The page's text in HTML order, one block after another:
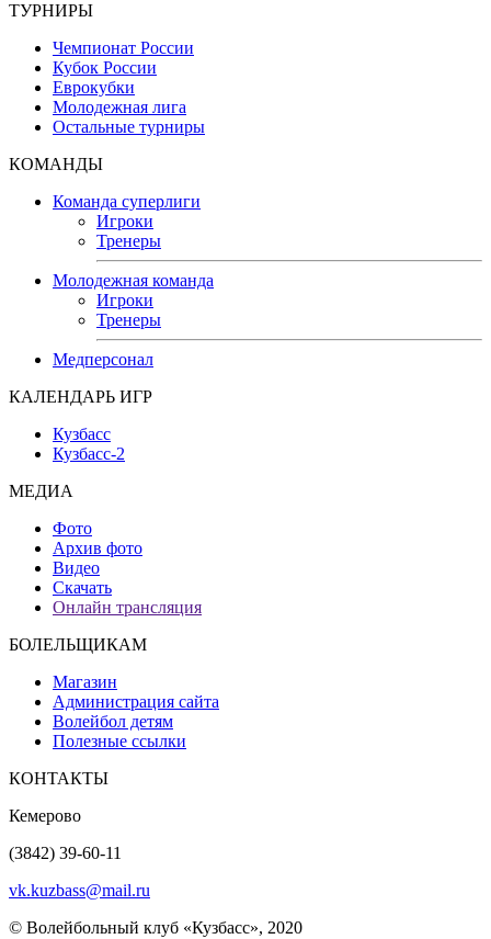
ТУРНИРЫ
Чемпионат России
Кубок России
Еврокубки
Молодежная лига
Остальные турниры
КОМАНДЫ
Команда суперлиги
Игроки
Тренеры
Молодежная команда
Игроки
Тренеры
Медперсонал
КАЛЕНДАРЬ ИГР
Кузбасс
Кузбасс-2
МЕДИА
Фото
Архив фото
Видео
Скачать
Онлайн трансляция
БОЛЕЛЬЩИКАМ
Магазин
Администрация сайта
Волейбол детям
Полезные ссылки
КОНТАКТЫ
Кемерово
(3842) 39-60-11
vk.kuzbass@mail.ru
© Волейбольный клуб «Кузбасс», 2020